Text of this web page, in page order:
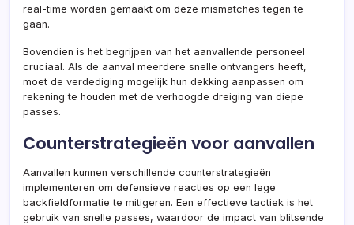
real-time worden gemaakt om deze mismatches tegen te
gaan.
Bovendien is het begrijpen van het aanvallende personeel
cruciaal. Als de aanval meerdere snelle ontvangers heeft,
moet de verdediging mogelijk hun dekking aanpassen om
rekening te houden met de verhoogde dreiging van diepe
passes.
Counterstrategieën voor aanvallen
Aanvallen kunnen verschillende counterstrategieën
implementeren om defensieve reacties op een lege
backfieldformatie te mitigeren. Een effectieve tactiek is het
gebruik van snelle passes, waardoor de impact van blitsende